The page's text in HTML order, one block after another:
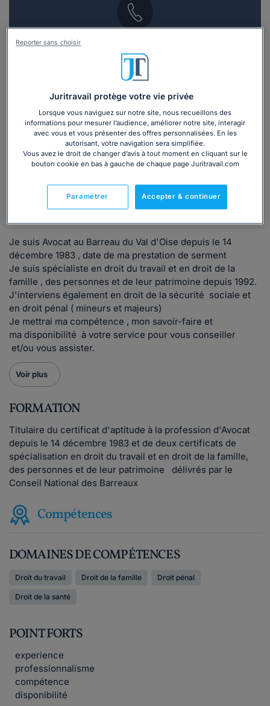
Vous souhaitez une consultation par
téléphone ?
ou appelez le01 75 75 42 33(8h à 21h du lundi au
vendredi)
Présentation
Je suis Avocat au Barreau du Val d'Oise depuis le 14
décembre 1983 , date de ma prestation de serment
Je suis spécialiste en droit du travail et en droit de la
famille , des personnes et de leur patrimoine depuis 1992.
J'interviens également en droit de la sécurité sociale et
en droit pénal ( mineurs et majeurs)
Je mettrai ma compétence , mon savoir-faire et
ma disponibilité à votre service pour vous conseiller
et/ou vous assister.
Voir plus
FORMATION
Titulaire du certificat d'aptitude à la profession d'Avocat
depuis le 14 décembre 1983 et de deux certificats de
spécialisation en droit du travail et en droit de la famille,
des personnes et de leur patrimoine délivrés par le
Conseil National des Barreaux
Compétences
DOMAINES DE COMPÉTENCES
Droit du travail Droit de la famille Droit pénal
Droit de la santé
POINT FORTS
experience
professionnalisme
compétence
disponibilité
Juritravail protège votre vie privée
Lorsque vous naviguez sur notre site, nous recueillons des
informations pour mesurer l’audience, améliorer notre site, interagir
avec vous et vous présenter des offres personnalisées. En les
autorisant, votre navigation sera simplifiée.
Vous avez le droit de changer d’avis à tout moment en cliquant sur le
bouton cookie en bas à gauche de chaque page Juritravail.com
Accepter & continuer
Paramétrer
Reporter sans choisir